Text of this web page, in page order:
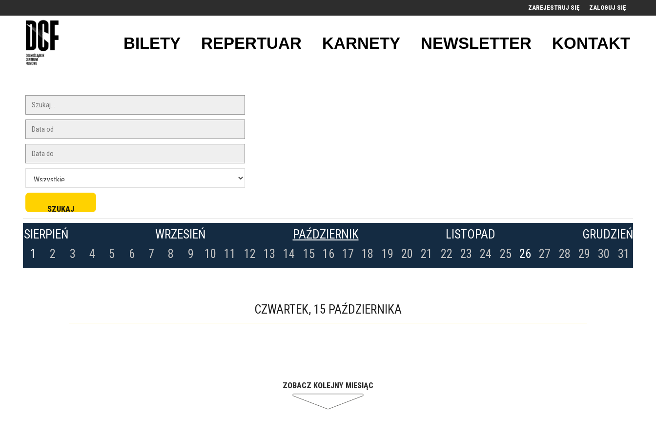
ZAREJESTRUJ SIĘ ZALOGUJ SIĘ
0,00
BILETY REPERTUAR KARNETY NEWSLETTER KONTAKT
SIERPIEŃ WRZESIEŃ PAŹDZIERNIK LISTOPAD
GRUDZIEŃ
1
2 3 4 5 6 7 8 9 10 11 12 13 14 15 16 17 18 19 20 21 22 23 24 25 26 27 28 29 30 31
CZWARTEK, 15 PAŹDZIERNIKA
ZOBACZ KOLEJNY MIESIĄC